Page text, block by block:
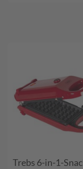
Trebs 6-in-1-